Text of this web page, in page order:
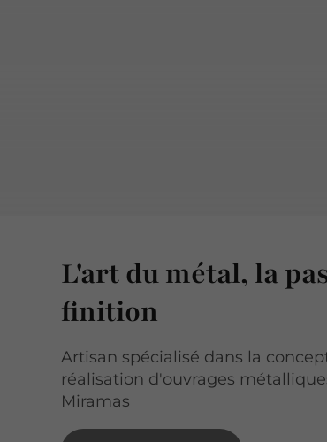
L'art du métal, la
finition
Artisan spécialisé dans la
réalisation d'ouvrages
Miramas